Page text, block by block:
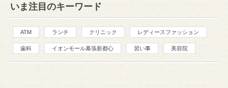
いま注目のキーワード
ATM ランチ クリニック レディースファッション
歯科 イオンモール幕張新都心 習い事 美容院